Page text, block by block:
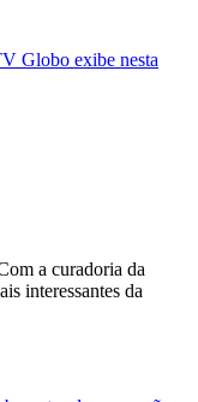
Globo exibe nesta
a curadoria da
interessantes da